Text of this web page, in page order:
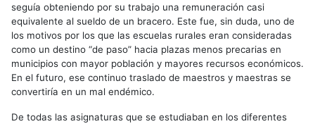
seguía obteniendo por su trabajo una remuneración casi
equivalente al sueldo de un bracero. Este fue, sin duda, uno de
los motivos por los que las escuelas rurales eran consideradas
como un destino “de paso” hacia plazas menos precarias en
municipios con mayor población y mayores recursos económicos.
En el futuro, ese continuo traslado de maestros y maestras se
convertiría en un mal endémico.
De todas las asignaturas que se estudiaban en los diferentes